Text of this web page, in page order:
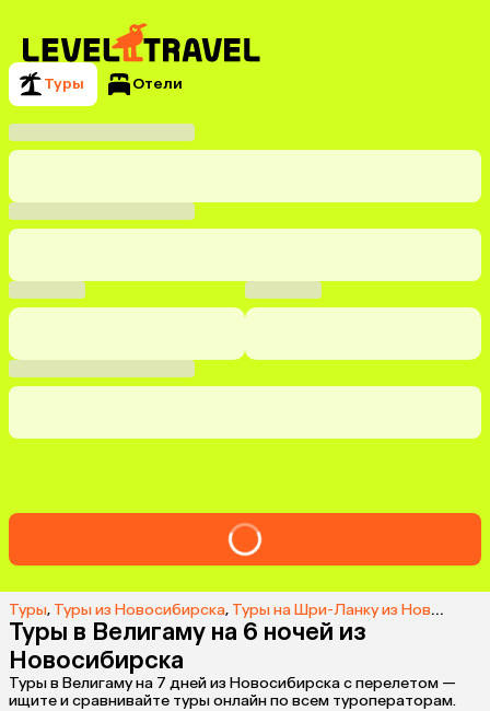
Туры Отели
Туры, Туры из Новосибирска, Туры на Шри-Ланку из Новосибирска
Туры в Велигаму на 6 ночей из
Новосибирска
Туры в Велигаму на 7 дней из Новосибирска с перелетом —
ищите и сравнивайте туры онлайн по всем туроператорам.